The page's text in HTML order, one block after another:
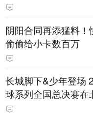
阴阳合同再添猛料
偷偷给小卡数百万
长城脚下&少年登场
球系列全国总决赛在